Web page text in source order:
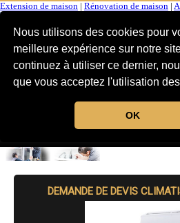
Nous utilisons des cookies pour
meilleure expérience sur notre
continuez à utiliser ce dernier,
que vous acceptez l'utilisation
OK
Extension de maison Rénovation de maison
MENU
DEMANDE DE DEVIS